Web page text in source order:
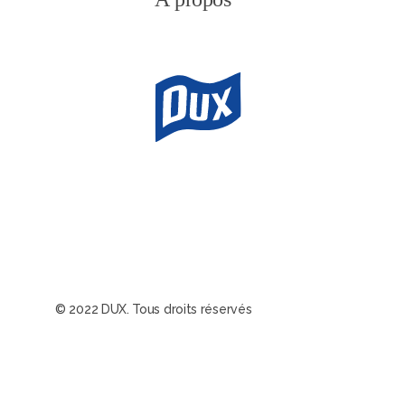
© 2022 DUX. Tous droits réservés